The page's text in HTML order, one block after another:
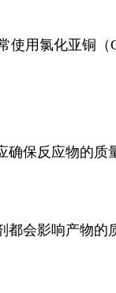
使用氯化亚铜（
保反应物的
会影响产物